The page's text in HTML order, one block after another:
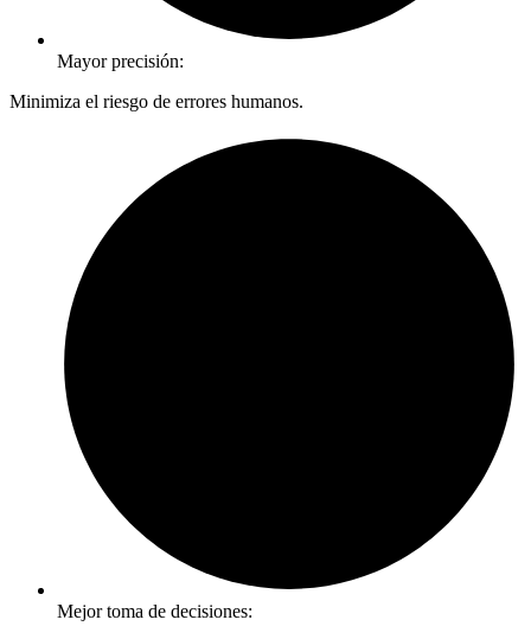
Mayor precisión:
Minimiza el riesgo de errores humanos.
Mejor toma de decisiones: